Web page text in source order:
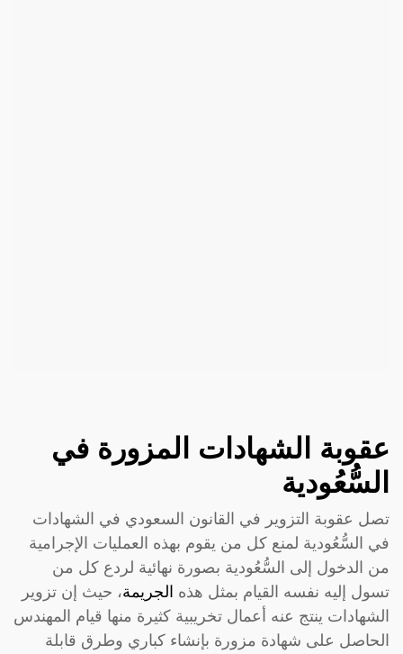
عقوبة الشهادات المزورة في
السُّعُودية
تصل عقوبة التزوير في القانون السعودي في الشهادات
في السُّعُودية لمنع كل من يقوم بهذه العمليات الإجرامية
من الدخول إلى السُّعُودية بصورة نهائية لردع كل من
تسول إليه نفسه القيام بمثل هذه الجريمة، حيث إن تزوير
الشهادات ينتج عنه أعمال تخريبية كثيرة منها قيام المهندس
الحاصل على شهادة مزورة بإنشاء كباري وطرق قابلة